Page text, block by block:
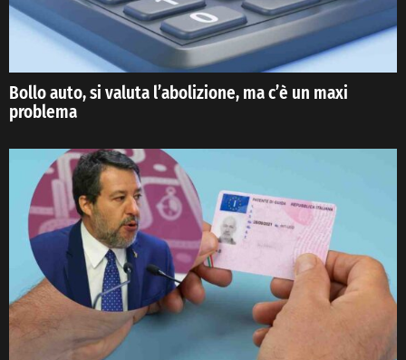
Bollo auto, si valuta l’abolizione, ma c’è un maxi
problema